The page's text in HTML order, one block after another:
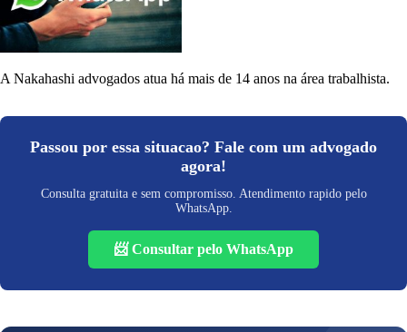
A Nakahashi advogados atua há mais de 14 anos na área trabalhista.
Passou por essa situacao? Fale com um advogado
agora!
Consulta gratuita e sem compromisso. Atendimento rapido pelo
WhatsApp.
📨 Consultar pelo WhatsApp